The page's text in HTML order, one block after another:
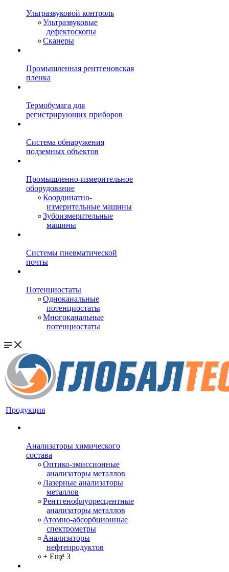
Ультразвуковой контроль
Ультразвуковые
дефектоскопы
Сканеры
Промышленная рентгеновская
пленка
Термобумага для
регистрирующих приборов
Система обнаружения
подземных объектов
Промышленно-измерительное
оборудование
Координатно-
измерительные машины
Зубоизмерительные
машины
Системы пневматической
почты
Потенциостаты
Одноканальные
потенциостаты
Многоканальные
потенциостаты
Продукция
Анализаторы химического
состава
Оптико-эмиссионные
анализаторы металлов
Лазерные анализаторы
металлов
Рентгенофлуоресцентные
анализаторы металлов
Атомно-абсорбционные
спектрометры
Анализаторы
нефтепродуктов
+ Ещё 3